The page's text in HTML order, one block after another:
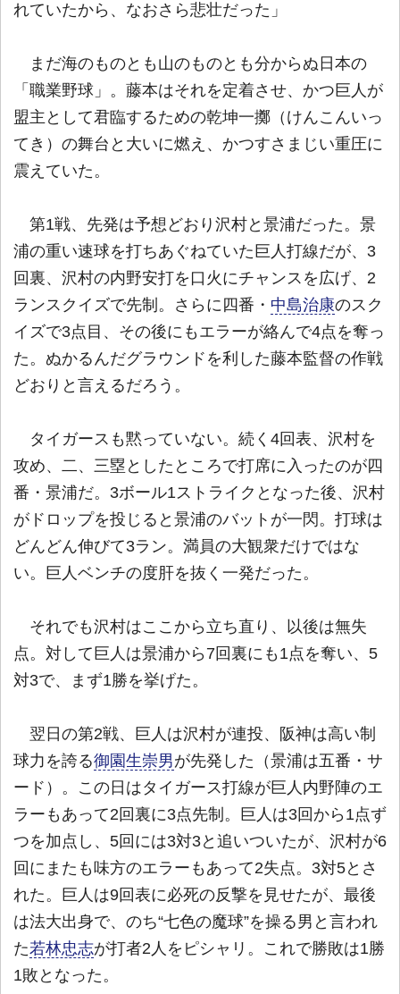
れていたから、なおさら悲壮だった」
まだ海のものとも山のものとも分からぬ日本の
「職業野球」。藤本はそれを定着させ、かつ巨人が
盟主として君臨するための乾坤一擲（けんこんいっ
てき）の舞台と大いに燃え、かつすさまじい重圧に
震えていた。
第1戦、先発は予想どおり沢村と景浦だった。景
浦の重い速球を打ちあぐねていた巨人打線だが、3
回裏、沢村の内野安打を口火にチャンスを広げ、2
ランスクイズで先制。さらに四番・ 中島治康のスク
イズで3点目、その後にもエラーが絡んで4点を奪っ
た。ぬかるんだグラウンドを利した藤本監督の作戦
どおりと言えるだろう。
タイガースも黙っていない。続く4回表、沢村を
攻め、二、三塁としたところで打席に入ったのが四
番・景浦だ。3ボール1ストライクとなった後、沢村
がドロップを投じると景浦のバットが一閃。打球は
どんどん伸びて3ラン。満員の大観衆だけではな
い。巨人ベンチの度肝を抜く一発だった。
それでも沢村はここから立ち直り、以後は無失
点。対して巨人は景浦から7回裏にも1点を奪い、5
対3で、まず1勝を挙げた。
翌日の第2戦、巨人は沢村が連投、阪神は高い制
球力を誇る御園生崇男が先発した（景浦は五番・サ
ード）。この日はタイガース打線が巨人内野陣のエ
ラーもあって2回裏に3点先制。巨人は3回から1点ず
つを加点し、5回には3対3と追いついたが、沢村が6
回にまたも味方のエラーもあって2失点。3対5とさ
れた。巨人は9回表に必死の反撃を見せたが、最後
は法大出身で、のち“七色の魔球”を操る男と言われ
た若林忠志が打者2人をピシャリ。これで勝敗は1勝
1敗となった。